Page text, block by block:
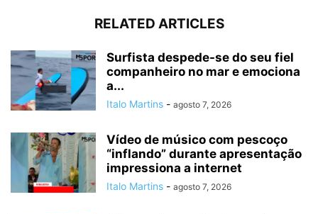
RELATED ARTICLES
Surfista despede-se do seu fiel
companheiro no mar e emociona
a...
Italo Martins - agosto 7, 2026
Vídeo de músico com pescoço
“inflando” durante apresentação
impressiona a internet
Italo Martins - agosto 7, 2026